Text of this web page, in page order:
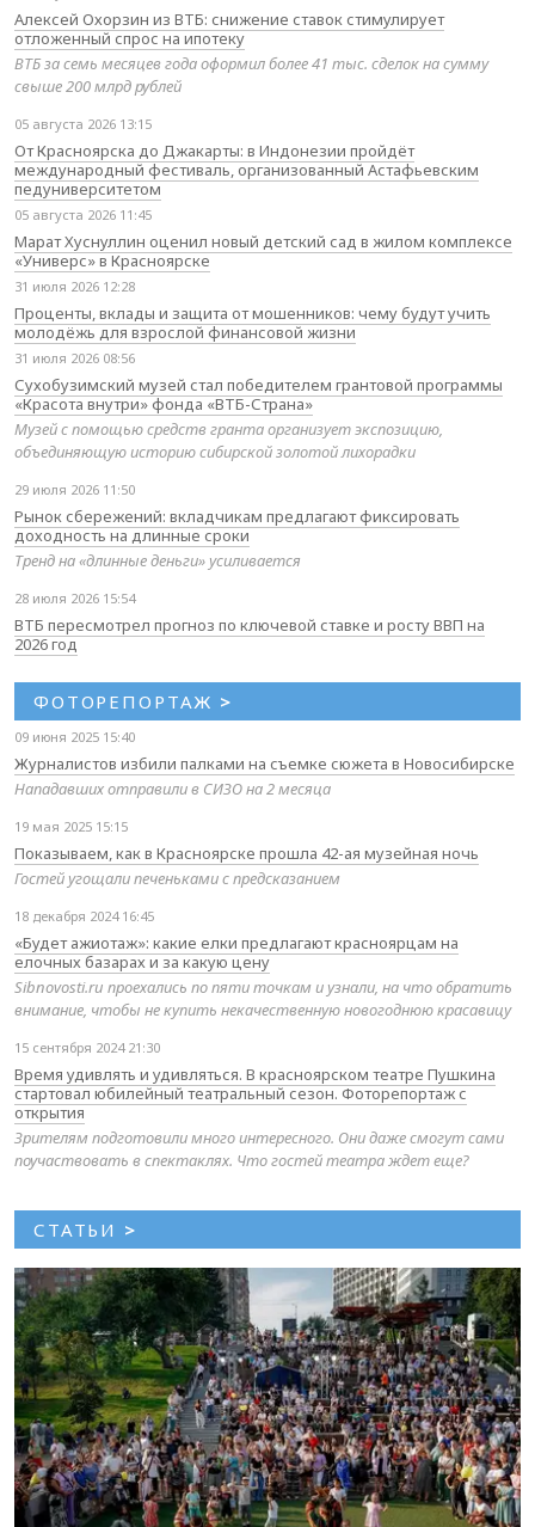
Алексей Охорзин из ВТБ: снижение ставок стимулирует
отложенный спрос на ипотеку
ВТБ за семь месяцев года оформил более 41 тыс. сделок на сумму
свыше 200 млрд рублей
05 августа 2026 13:15
От Красноярска до Джакарты: в Индонезии пройдёт
международный фестиваль, организованный Астафьевским
педуниверситетом
05 августа 2026 11:45
Марат Хуснуллин оценил новый детский сад в жилом комплексе
«Универс» в Красноярске
31 июля 2026 12:28
Проценты, вклады и защита от мошенников: чему будут учить
молодёжь для взрослой финансовой жизни
31 июля 2026 08:56
Сухобузимский музей стал победителем грантовой программы
«Красота внутри» фонда «ВТБ-Страна»
Музей с помощью средств гранта организует экспозицию,
объединяющую историю сибирской золотой лихорадки
29 июля 2026 11:50
Рынок сбережений: вкладчикам предлагают фиксировать
доходность на длинные сроки
Тренд на «длинные деньги» усиливается
28 июля 2026 15:54
ВТБ пересмотрел прогноз по ключевой ставке и росту ВВП на
2026 год
ФОТОРЕПОРТАЖ >
09 июня 2025 15:40
Журналистов избили палками на съемке сюжета в Новосибирске
Нападавших отправили в СИЗО на 2 месяца
19 мая 2025 15:15
Показываем, как в Красноярске прошла 42-ая музейная ночь
Гостей угощали печеньками с предсказанием
18 декабря 2024 16:45
«Будет ажиотаж»: какие елки предлагают красноярцам на
елочных базарах и за какую цену
Sibnovosti.ru проехались по пяти точкам и узнали, на что обратить
внимание, чтобы не купить некачественную новогоднюю красавицу
15 сентября 2024 21:30
Время удивлять и удивляться. В красноярском театре Пушкина
стартовал юбилейный театральный сезон. Фоторепортаж с
открытия
Зрителям подготовили много интересного. Они даже смогут сами
поучаствовать в спектаклях. Что гостей театра ждет еще?
СТАТЬИ >